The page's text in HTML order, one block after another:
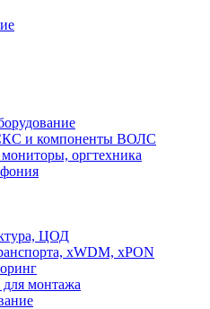
и компоненты ВОЛС
оргтехника
ЦОД
xWDM, xPON
монтажа